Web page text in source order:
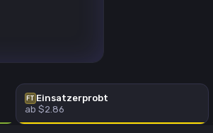
FT Einsatzerprobt
ab $2.86